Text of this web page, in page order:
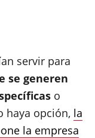
servir para
se generen
o
haya opción, la
la empresa